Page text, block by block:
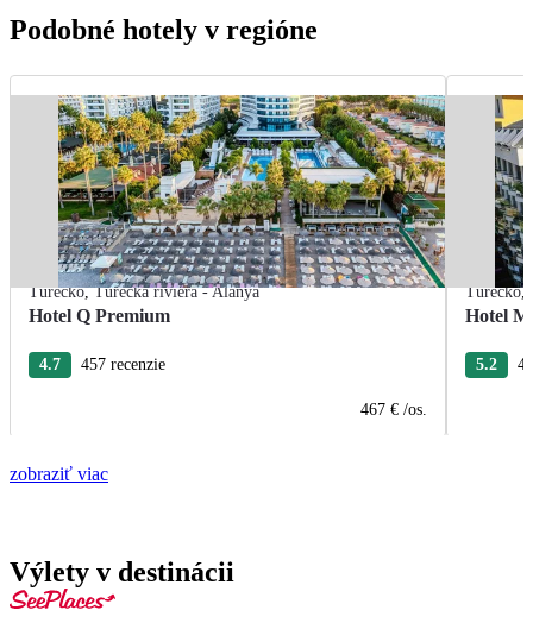
Podobné hotely v regióne
Turecko,Turecká riviéra - Alanya
Hotel Q Premium
4.7 457 recenzie
467 € /os.
Turecko,
Hotel
5.2
zobraziť viac
Výlety v destinácii